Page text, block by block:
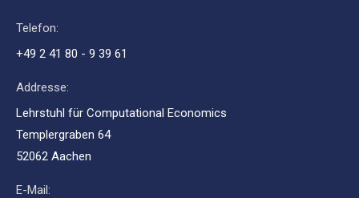
Telefon:
+49 2 41 80 - 9 39 61
Addresse:
Lehrstuhl für Computational Economics
Templergraben 64
52062 Aachen
E-Mail: